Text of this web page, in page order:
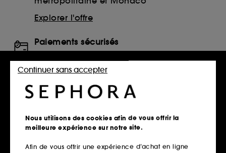
Explorer l'offre
Paiements sécurisés
et paiements en plusieurs fois
En savoir plus
Retours
Retourner mon article
SERVICES, CONTACT ET CONDITIONS DES OFFRES
Nous utilisons des cookies afin de vous offrir la
meilleure expérience sur notre site.
Afin de vous offrir une expérience d’achat en ligne
Continuer sans accepter